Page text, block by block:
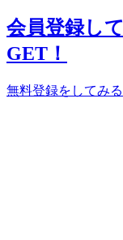
会員登録し
GET！
無料登録をしてみる